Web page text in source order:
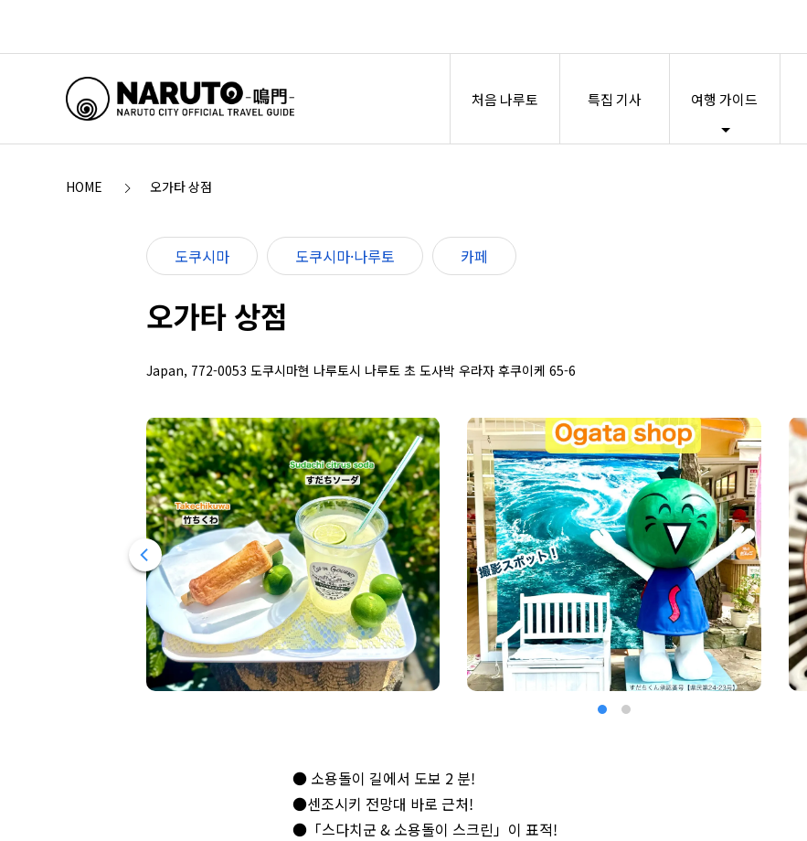
처음 나루토 특집 기사 여행 가이드
HOME 오가타 상점
도쿠시마 도쿠시마·나루토 카페
오가타 상점
Japan, 772-0053 도쿠시마현 나루토시 나루토 초 도사박 우라자 후쿠이케 65-6
● 소용돌이 길에서 도보 2 분!
●센조시키 전망대 바로 근처!
●「스다치군 & 소용돌이 스크린」이 표적!